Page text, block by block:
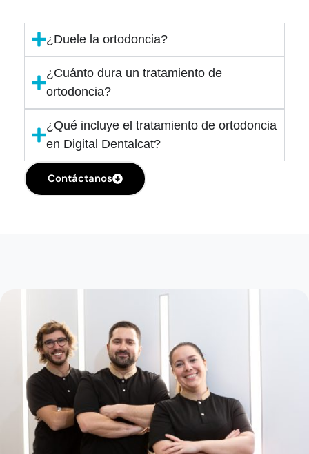
¿Duele la ortodoncia?
¿Cuánto dura un tratamiento de
ortodoncia?
¿Qué incluye el tratamiento de ortodoncia
en Digital Dentalcat?
Contáctanos